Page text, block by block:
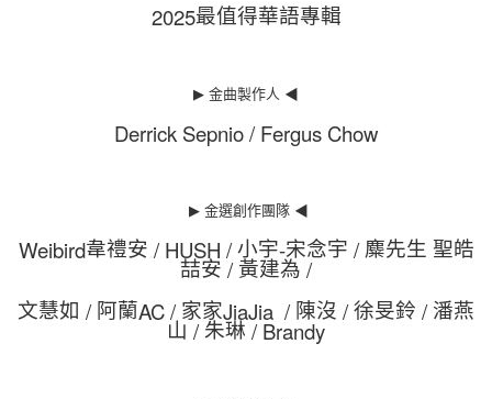
2025最值得華語專輯
▶ 金曲製作人 ◀
Derrick Sepnio / Fergus Chow
▶ 金選創作團隊 ◀
Weibird韋禮安 / HUSH /小宇-宋念宇 / 麋先生 聖皓
喆安 / 黃建為 /
文慧如 / 阿蘭AC / 家家JiaJia / 陳沒 /徐旻鈴 / 潘燕
山 / 朱琳 / Brandy